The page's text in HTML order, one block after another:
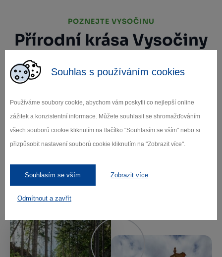
Souhlas s používáním cookies
Používáme soubory cookie, abychom vám poskytli co nejlepší online
zážitek a konzistentní informace. Můžete souhlasit se shromažďováním
všech souborů cookie kliknutím na tlačítko "Souhlasím se vším" nebo si
přizpůsobit nastavení souborů cookie kliknutím na "Zobrazit více".
Souhlasím se vším Zobrazit více
Odmítnout a zavřít
POZNEJTE VYSOČINU
Přírodní krása Vysočiny
Přírodní krása Vysočiny láká milovníky turistiky,
cyklistiky a dalších outdoorových aktivit.
kolem malebných rybníků až po náročnější
výstupy na kopce s úchvatnými panoramatickými
výhledy. Vysočina je také známá místními
regionálních specialit.
Více o Vysočině